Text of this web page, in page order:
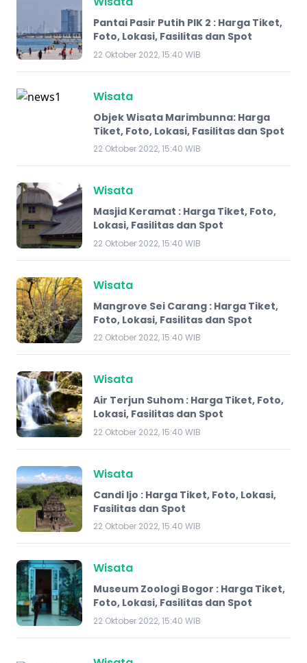
Pantai Pasir Putih PIK 2 : Harga Tiket,
Foto, Lokasi, Fasilitas dan Spot
22 Oktober 2022, 15:40 WIB
Wisata
Objek Wisata Marimbunna: Harga
Tiket, Foto, Lokasi, Fasilitas dan Spot
22 Oktober 2022, 15:40 WIB
Wisata
Masjid Keramat : Harga Tiket, Foto,
Lokasi, Fasilitas dan Spot
22 Oktober 2022, 15:40 WIB
Wisata
Mangrove Sei Carang : Harga Tiket,
Foto, Lokasi, Fasilitas dan Spot
22 Oktober 2022, 15:40 WIB
Wisata
Air Terjun Suhom : Harga Tiket, Foto,
Lokasi, Fasilitas dan Spot
22 Oktober 2022, 15:40 WIB
Wisata
Candi Ijo : Harga Tiket, Foto, Lokasi,
Fasilitas dan Spot
22 Oktober 2022, 15:40 WIB
Wisata
Museum Zoologi Bogor : Harga Tiket,
Foto, Lokasi, Fasilitas dan Spot
22 Oktober 2022, 15:40 WIB